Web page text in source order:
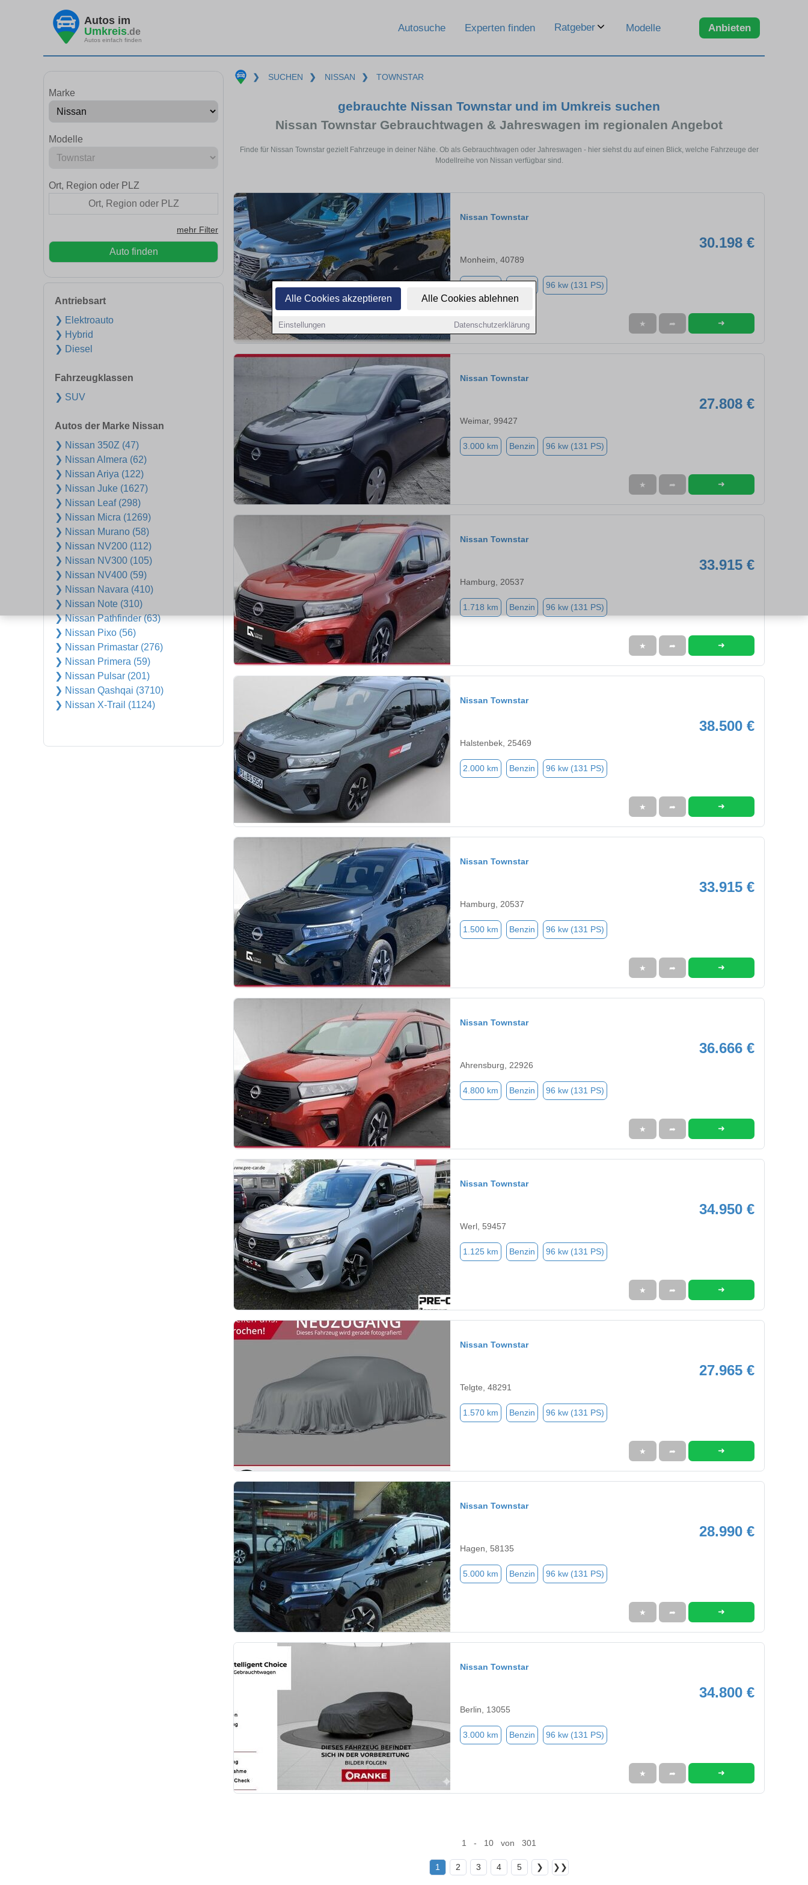
Alle Cookies akzeptieren Alle Cookies ablehnen
Einstellungen Datenschutzerklärung
Autos im
Umkreis.de
Autos einfach finden
Autosuche Experten finden Ratgeber Modelle Anbieten
Marke
Modelle
Ort, Region oder PLZ
mehr Filter
Auto finden
Antriebsart
❯ Elektroauto
❯ Hybrid
❯ Diesel
Fahrzeugklassen
❯ SUV
Autos der Marke Nissan
❯ Nissan 350Z (47)
❯ Nissan Almera (62)
❯ Nissan Ariya (122)
❯ Nissan Juke (1627)
❯ Nissan Leaf (298)
❯ Nissan Micra (1269)
❯ Nissan Murano (58)
❯ Nissan NV200 (112)
❯ Nissan NV300 (105)
❯ Nissan NV400 (59)
❯ Nissan Navara (410)
❯ Nissan Note (310)
❯ Nissan Pathfinder (63)
❯ Nissan Pixo (56)
❯ Nissan Primastar (276)
❯ Nissan Primera (59)
❯ Nissan Pulsar (201)
❯ Nissan Qashqai (3710)
❯ Nissan X-Trail (1124)
❯ SUCHEN ❯ NISSAN ❯ TOWNSTAR
gebrauchte Nissan Townstar und im Umkreis suchen
Nissan Townstar Gebrauchtwagen & Jahreswagen im regionalen Angebot
Finde für Nissan Townstar gezielt Fahrzeuge in deiner Nähe. Ob als Gebrauchtwagen oder Jahreswagen - hier siehst du auf einen Blick, welche Fahrzeuge der
Modellreihe von Nissan verfügbar sind.
Nissan Townstar
30.198 €
Monheim, 40789
96 kw (131 PS)
★ ➦ ➜
Nissan Townstar
27.808 €
Weimar, 99427
3.000 km Benzin 96 kw (131 PS)
★ ➦ ➜
Nissan Townstar
33.915 €
Hamburg, 20537
1.718 km Benzin 96 kw (131 PS)
★ ➦ ➜
Nissan Townstar
38.500 €
Halstenbek, 25469
2.000 km Benzin 96 kw (131 PS)
★ ➦ ➜
Nissan Townstar
33.915 €
Hamburg, 20537
1.500 km Benzin 96 kw (131 PS)
★ ➦ ➜
Nissan Townstar
36.666 €
Ahrensburg, 22926
4.800 km Benzin 96 kw (131 PS)
★ ➦ ➜
Nissan Townstar
34.950 €
Werl, 59457
1.125 km Benzin 96 kw (131 PS)
★ ➦ ➜
Nissan Townstar
27.965 €
Telgte, 48291
1.570 km Benzin 96 kw (131 PS)
★ ➦ ➜
Nissan Townstar
28.990 €
Hagen, 58135
5.000 km Benzin 96 kw (131 PS)
★ ➦ ➜
Nissan Townstar
34.800 €
Berlin, 13055
3.000 km Benzin 96 kw (131 PS)
★ ➦ ➜
1 - 10 von 301
1 2 3 4 5 ❯ ❯❯